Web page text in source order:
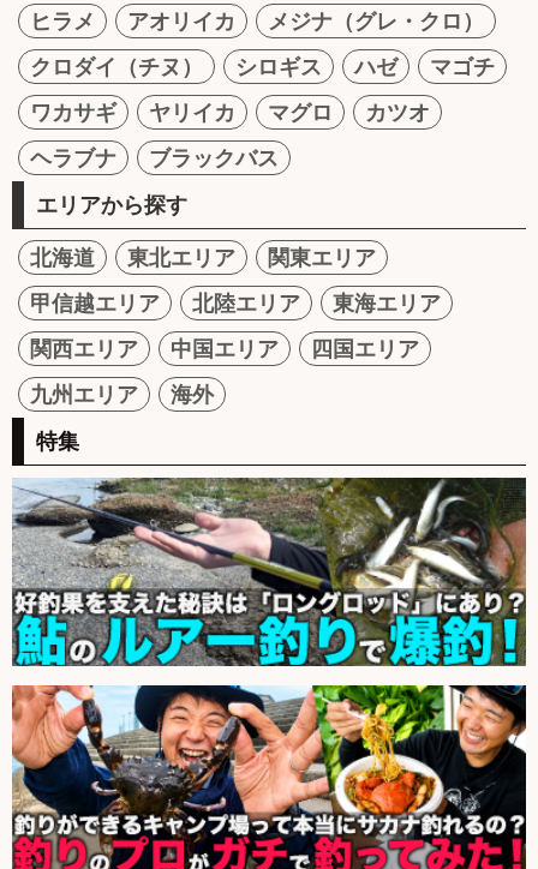
ヒラメ
アオリイカ
メジナ（グレ・クロ）
クロダイ（チヌ）
シロギス ハゼ
マゴチ
ワカサギ
ヤリイカ マグロ
カツオ
ヘラブナ
ブラックバス
エリアから探す
北海道 東北エリア
関東エリア
甲信越エリア
北陸エリア
東海エリア
関西エリア
中国エリア
四国エリア
九州エリア
海外
特集